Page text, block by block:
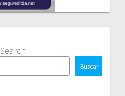
Search
Buscar